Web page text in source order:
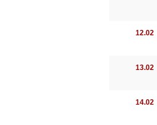
12.02
13.02
14.02